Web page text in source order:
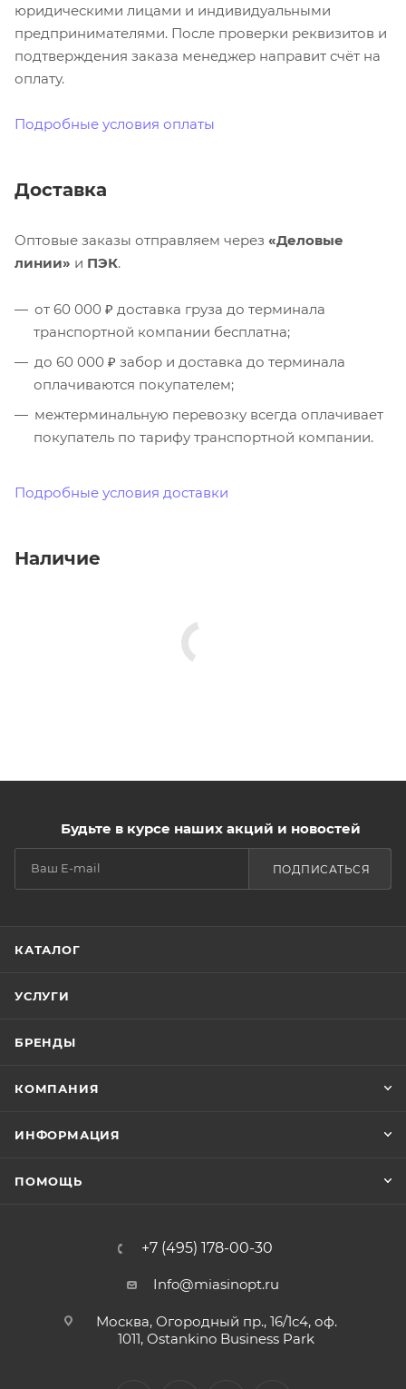
юридическими лицами и индивидуальными
предпринимателями. После проверки реквизитов и
подтверждения заказа менеджер направит счёт на
оплату.
Подробные условия оплаты
Доставка
Оптовые заказы отправляем через «Деловые
линии» и ПЭК.
от 60 000 ₽ доставка груза до терминала
транспортной компании бесплатна;
до 60 000 ₽ забор и доставка до терминала
оплачиваются покупателем;
межтерминальную перевозку всегда оплачивает
покупатель по тарифу транспортной компании.
Подробные условия доставки
Наличие
Будьте в курсе наших акций и новостей
ПОДПИСАТЬСЯ
КАТАЛОГ
УСЛУГИ
БРЕНДЫ
КОМПАНИЯ
ИНФОРМАЦИЯ
ПОМОЩЬ
+7 (495) 178-00-30
Info@miasinopt.ru
Москва, Огородный пр., 16/1с4, оф.
1011, Ostankino Business Park